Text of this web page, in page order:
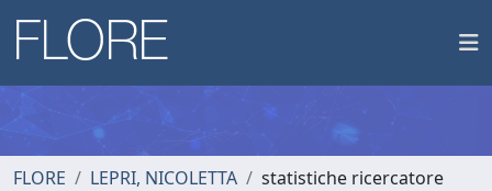
FLORE LEPRI, NICOLETTA statistiche ricercatore